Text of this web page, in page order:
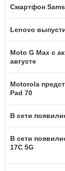
Смартфон
Lenovo
Moto G Max с
августе
Motorola
Pad 70
В сети
В сети
17C 5G